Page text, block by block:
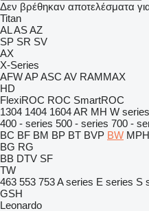
Δεν βρέθηκαν αποτελέσματα
Titan
ALASAZ
SP SR SV
AX
X-Series
AFWAPASC AV RAMMAX
HD
FlexiROC ROC SmartROC
1304 1404 1604AR MH W series
400 - series 500 - series 700 -
BC BF BM BP BT BVP BW MPH
BG RG
BB DTV SF
TW
463 553 753A series E series S
GSH
Leonardo